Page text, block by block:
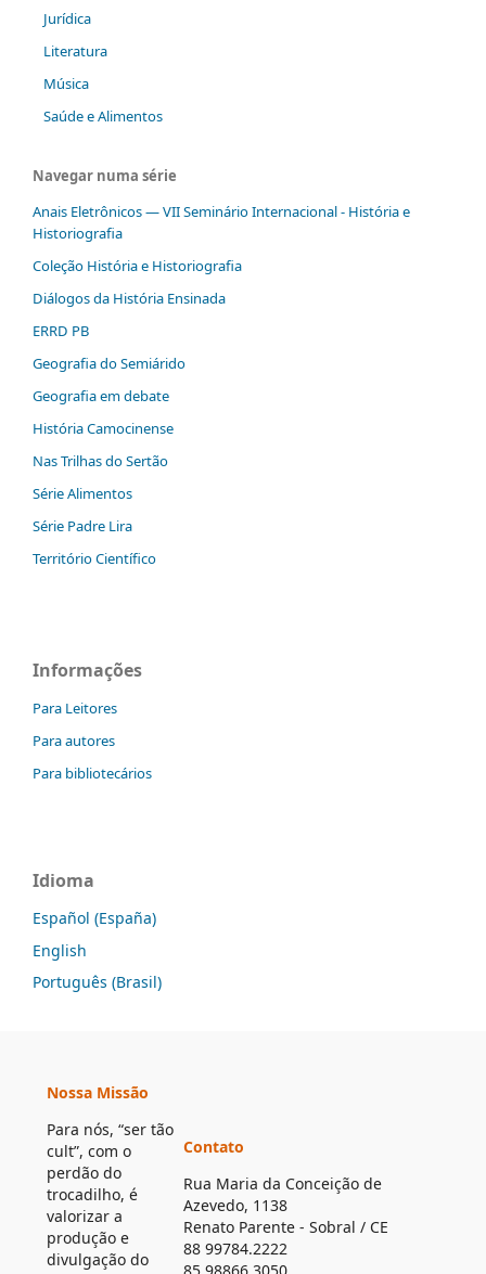
Jurídica
Literatura
Música
Saúde e Alimentos
Navegar numa série
Anais Eletrônicos — VII Seminário Internacional - História e
Historiografia
Coleção História e Historiografia
Diálogos da História Ensinada
ERRD PB
Geografia do Semiárido
Geografia em debate
História Camocinense
Nas Trilhas do Sertão
Série Alimentos
Série Padre Lira
Território Científico
Informações
Para Leitores
Para autores
Para bibliotecários
Idioma
Español (España)
English
Português (Brasil)
Nossa Missão
Para nós, “ser tão
cult”, com o
perdão do
trocadilho, é
valorizar a
produção e
divulgação do
Contato
Rua Maria da Conceição de
Azevedo, 1138
Renato Parente - Sobral / CE
88 99784.2222